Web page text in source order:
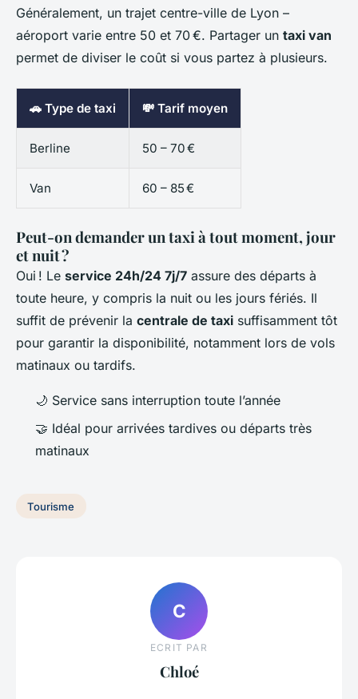
Généralement, un trajet centre-ville de Lyon –
aéroport varie entre 50 et 70 €. Partager un taxi van
permet de diviser le coût si vous partez à plusieurs.
🚗 Type de taxi 💸 Tarif moyen
Berline 50 – 70 €
Van 60 – 85 €
Peut-on demander un taxi à tout moment, jour
et nuit ?
Oui ! Le service 24h/24 7j/7 assure des départs à
toute heure, y compris la nuit ou les jours fériés. Il
suffit de prévenir la centrale de taxi suffisamment tôt
pour garantir la disponibilité, notamment lors de vols
matinaux ou tardifs.
🌙 Service sans interruption toute l’année
🤝 Idéal pour arrivées tardives ou départs très
matinaux
Tourisme
C
ECRIT PAR
Chloé